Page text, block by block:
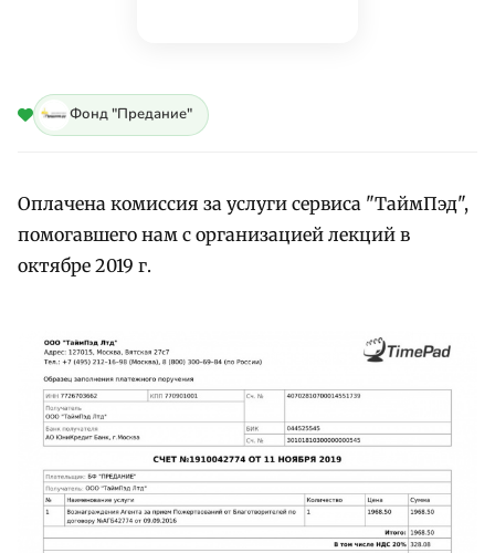
Фонд "Предание"
Оплачена комиссия за услуги сервиса "ТаймПэд",
помогавшего нам с организацией лекций в
октябре 2019 г.